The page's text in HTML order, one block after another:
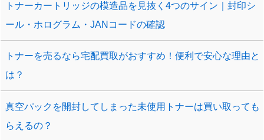
トナーカートリッジの模造品を見抜く4つのサイン｜封印シ
ール・ホログラム・JANコードの確認
トナーを売るなら宅配買取がおすすめ！便利で安心な理由と
は？
真空パックを開封してしまった未使用トナーは買い取っても
らえるの？